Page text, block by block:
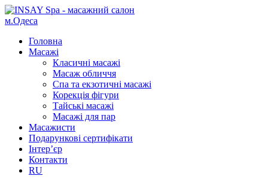
Головна
Масажі
Класичні масажі
Масаж обличчя
Спа та екзотичні масажі
Корекція фігури
Тайські масажі
Масажі для пар
Масажисти
Подарункові сертифікати
Інтер’єр
Контакти
RU